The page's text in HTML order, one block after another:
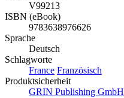
V99213
ISBN (eBook)
9783638976626
Sprache
Deutsch
Schlagworte
France Französisch
Produktsicherheit
GRIN Publishing GmbH